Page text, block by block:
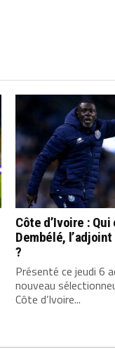
Côte d’Ivoire :
Dembélé,
?
Présenté ce jeudi 6
nouveau
Côte d’Ivoire...